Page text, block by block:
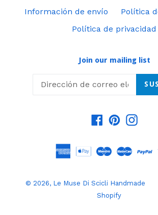
Información de envío
Política
Política de privacidad
Join our mailing list
Facebook
Pinterest
© 2026, Le Muse Di Scicli Handmade
Shopify